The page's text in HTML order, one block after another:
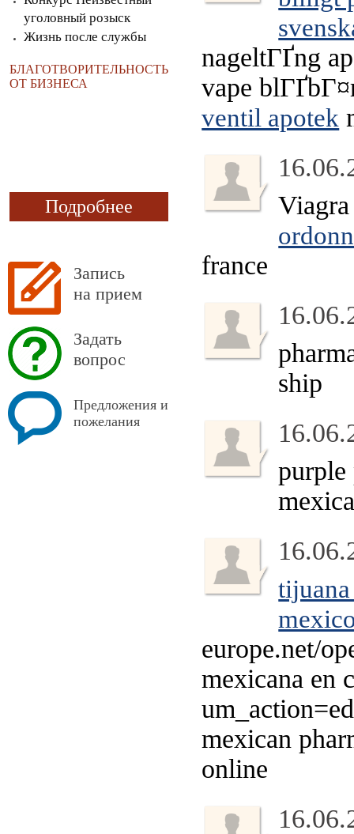
уголовный розыск
Жизнь после службы
БЛАГОТВОРИТЕЛЬНОСТЬ
ОТ БИЗНЕСА
Подробнее
Запись
на прием
Задать
вопрос
Предложения и
пожелания
nageltГҐng
vape
ventil apotek
france
ship
europe.net/
mexicana en
mexican
online